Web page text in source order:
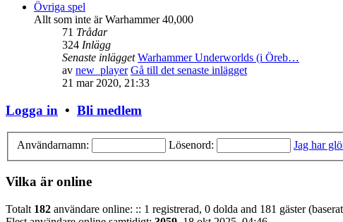
Övriga spel
Allt som inte är Warhammer 40,000
71 Trådar
324 Inlägg
Senaste inlägget Warhammer Underworlds (i Öreb…
av new_player Gå till det senaste inlägget
21 mar 2020, 21:33
Logga in • Bli medlem
Användarnamn: Lösenord: Jag har
Vilka är online
Totalt 182 användare online: :: 1 registrerad, 0 dolda and 181 gäster